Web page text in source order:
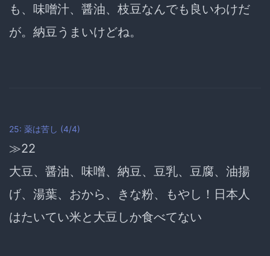
も、味噌汁、醤油、枝豆なんでも良いわけだ
が。納豆うまいけどね。
25: 薬は苦し (4/4)
≫22
大豆、醤油、味噌、納豆、豆乳、豆腐、油揚
げ、湯葉、おから、きな粉、もやし！日本人
はたいてい米と大豆しか食べてない